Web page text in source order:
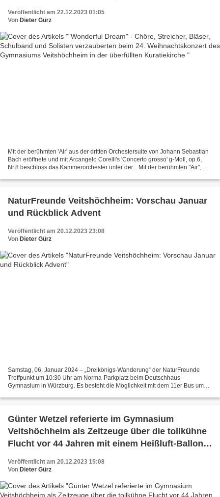
Veröffentlicht am 22.12.2023 01:05
Von Dieter Gürz
Mit der berühmten 'Air' aus der dritten Orchestersuite von Johann Sebastian
Bach eröffnete und mit Arcangelo Corelli's 'Concerto grosso' g-Moll, op.6,
Nr.8 beschloss das Kammerorchester unter der... Mit der berühmten "Air",
NaturFreunde Veitshöchheim: Vorschau Januar
und Rückblick Advent
Veröffentlicht am 20.12.2023 23:08
Von Dieter Gürz
Samstag, 06. Januar 2024 – „Dreikönigs-Wanderung“ der NaturFreunde
Treffpunkt um 10:30 Uhr am Norma-Parkplatz beim Deutschhaus-
Gymnasium in Würzburg. Es besteht die Möglichkeit mit dem 11er Bus um
Günter Wetzel referierte im Gymnasium
Veitshöchheim als Zeitzeuge über die tollkühne
Flucht vor 44 Jahren mit einem Heißluft-Ballon
größte Wellen schlug und 2018 verfilmt wurde
Veröffentlicht am 20.12.2023 15:08
Von Dieter Gürz